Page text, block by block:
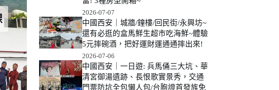
2026-07-07
中國西安｜城牆/鐘樓/回民街/永興坊~
還有必逛的盒馬鮮生超市吃海鮮~體驗
5元摔碗酒，把好運財運通通摔出來!
2026-07-06
中國西安｜一日遊: 兵馬俑三大坑、華
清宮御湯遺跡、長恨歌實景秀，交通
門票防坑全包懶人包/台胞證首發族免